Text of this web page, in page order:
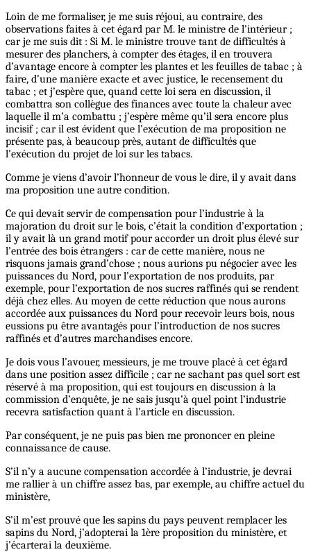
Loin de me formaliser, je me suis réjoui, au contraire, des
observations faites à cet égard par M. le ministre de l'intérieur ;
car je me suis dit : Si M. le ministre trouve tant de difficultés à
mesurer des planchers, à compter des étages, il en trouvera
d’avantage encore à compter les plantes et les feuilles de tabac ; à
faire, d’une manière exacte et avec justice, le recensement du
tabac ; et j’espère que, quand cette loi sera en discussion, il
combattra son collègue des finances avec toute la chaleur avec
laquelle il m’a combattu ; j’espère même qu’il sera encore plus
incisif ; car il est évident que l’exécution de ma proposition ne
présente pas, à beaucoup près, autant de difficultés que
l’exécution du projet de loi sur les tabacs.
Comme je viens d’avoir l’honneur de vous le dire, il y avait dans
ma proposition une autre condition.
Ce qui devait servir de compensation pour l’industrie à la
majoration du droit sur le bois, c’était la condition d’exportation ;
il y avait là un grand motif pour accorder un droit plus élevé sur
l’entrée des bois étrangers : car de cette manière, nous ne
risquons jamais grand’chose ; nous aurions pu négocier avec les
puissances du Nord, pour l’exportation de nos produits, par
exemple, pour l’exportation de nos sucres raffinés qui se rendent
déjà chez elles. Au moyen de cette réduction que nous aurons
accordée aux puissances du Nord pour recevoir leurs bois, nous
eussions pu être avantagés pour l’introduction de nos sucres
raffinés et d’autres marchandises encore.
Je dois vous l’avouer, messieurs, je me trouve placé à cet égard
dans une position assez difficile ; car ne sachant pas quel sort est
réservé à ma proposition, qui est toujours en discussion à la
commission d’enquête, je ne sais jusqu’à quel point l’industrie
recevra satisfaction quant à l’article en discussion.
Par conséquent, je ne puis pas bien me prononcer en pleine
connaissance de cause.
S’il n’y a aucune compensation accordée à l’industrie, je devrai
me rallier à un chiffre assez bas, par exemple, au chiffre actuel du
ministère,
S’il m’est prouvé que les sapins du pays peuvent remplacer les
sapins du Nord, j’adopterai la 1ère proposition du ministère, et
j’écarterai la deuxième.